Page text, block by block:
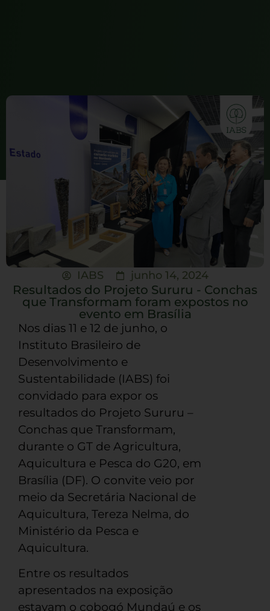
IABS junho 14, 2024
Resultados do Projeto Sururu - Conchas
que Transformam foram expostos no
evento em Brasília
Nos dias 11 e 12 de junho, o
Instituto Brasileiro de
Desenvolvimento e
Sustentabilidade (IABS) foi
convidado para expor os
resultados do Projeto Sururu –
Conchas que Transformam,
durante o GT de Agricultura,
Aquicultura e Pesca do G20, em
Brasília (DF). O convite veio por
meio da Secretária Nacional de
Aquicultura, Tereza Nelma, do
Ministério da Pesca e
Aquicultura.
Entre os resultados
apresentados na exposição
estavam o cobogó Mundaú e os